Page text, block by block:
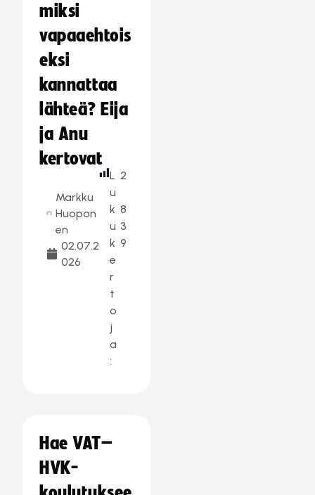
miksi
vapaaehtois
eksi
kannattaa
lähteä? Eija
ja Anu
kertovat
Markku
Huopon
en
02.07.2
026
L
u
k
u
k
e
r
t
o
j
a
:
2
8
3
9
Hae VAT–
HVK-